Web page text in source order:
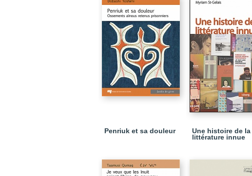
Penriuk et sa douleur
Une histoire de la
littérature innue